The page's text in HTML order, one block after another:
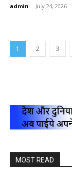
admin - July 24, 2026
1 2 3
MOST READ